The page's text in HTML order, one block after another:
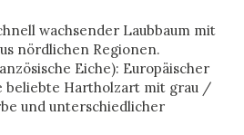
wachsender Laubbaum mit
nördlichen Regionen.
Eiche): Europäischer
beliebte Hartholzart mit grau /
und unterschiedlicher